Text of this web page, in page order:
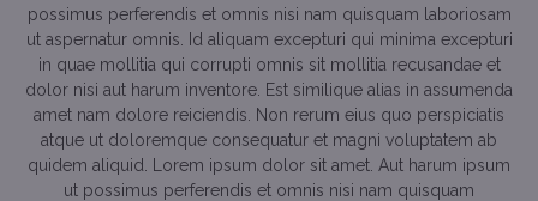
possimus perferendis et omnis nisi nam quisquam laboriosam
ut aspernatur omnis. Id aliquam excepturi qui minima excepturi
in quae mollitia qui corrupti omnis sit mollitia recusandae et
dolor nisi aut harum inventore. Est similique alias in assumenda
amet nam dolore reiciendis. Non rerum eius quo perspiciatis
atque ut doloremque consequatur et magni voluptatem ab
quidem aliquid. Lorem ipsum dolor sit amet. Aut harum ipsum
ut possimus perferendis et omnis nisi nam quisquam